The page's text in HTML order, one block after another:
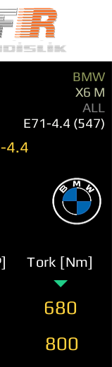
BMW
X6 M
ALL
E71-4.4 (547)
4.4
Tork [Nm]
680
800